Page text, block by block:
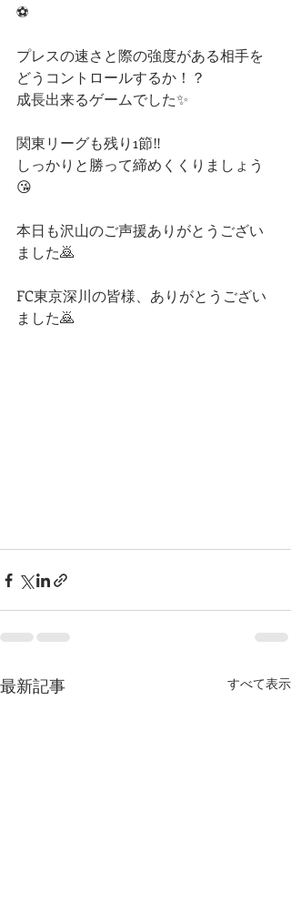
⚽️
プレスの速さと際の強度がある相手を
どうコントロールするか！？
成長出来るゲームでした✨
関東リーグも残り1節‼️
しっかりと勝って締めくくりましょう
😘
本日も沢山のご声援ありがとうござい
ました🙇
FC東京深川の皆様、ありがとうござい
ました🙇
最新記事 すべて表示